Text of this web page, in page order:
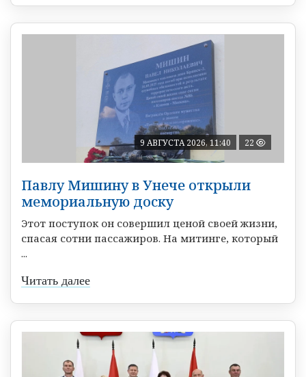
9 АВГУСТА 2026, 11:40 22
Павлу Мишину в Унече открыли
мемориальную доску
Этот поступок он совершил ценой своей жизни,
спасая сотни пассажиров. На митинге, который
...
Читать далее